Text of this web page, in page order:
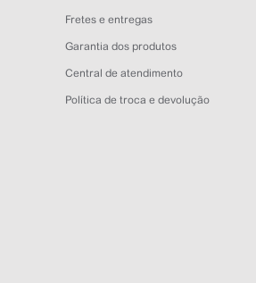
Fretes e entregas
Garantia dos produtos
Central de atendimento
Política de troca e devolução